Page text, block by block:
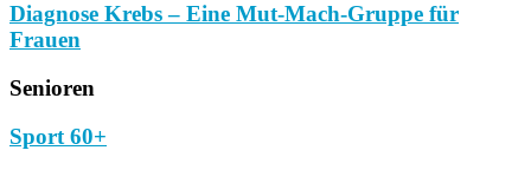
Diagnose Krebs – Eine Mut-Mach-Gruppe für
Frauen
Senioren
Sport 60+